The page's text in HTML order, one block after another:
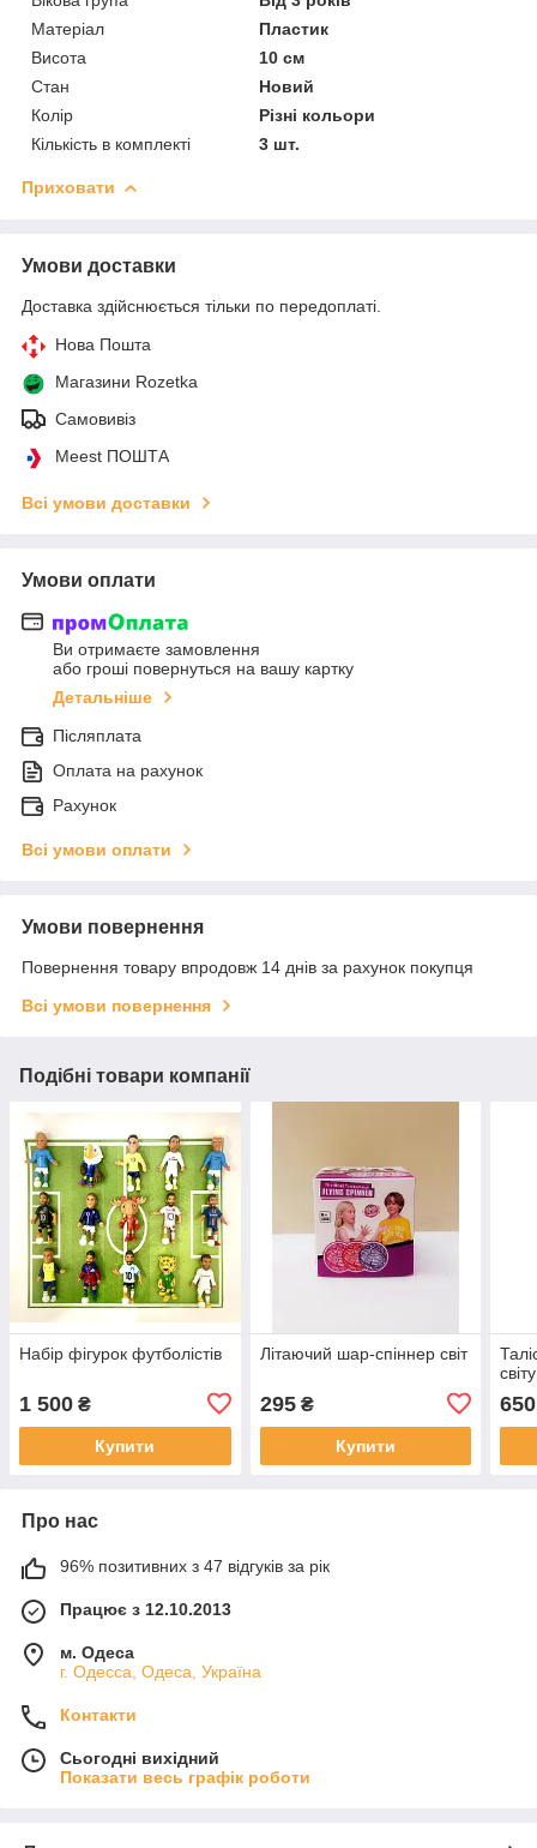
Матеріал
Пластик
Висота
10 см
Стан
Новий
Колір
Різні кольори
Кількість в комплекті
3 шт.
Приховати
Умови доставки
Доставка здійснюється тільки по передоплаті.
Нова Пошта
Магазини Rozetka
Самовивіз
Meest ПОШТА
Всі умови доставки
Умови оплати
Ви отримаєте замовлення
або гроші повернуться на вашу картку
Детальніше
Післяплата
Оплата на рахунок
Рахунок
Всі умови оплати
Умови повернення
Повернення товару впродовж 14 днів за рахунок покупця
Всі умови повернення
Подібні товари компанії
Набір фігурок футболістів
1 500 ₴
Купити
Літаючий шар-спіннер світ
295₴
Купити
650
Про нас
96% позитивних з 47 відгуків за рік
Працює з 12.10.2013
м. Одеса
г. Одесса, Одеса, Україна
Контакти
Сьогодні вихідний
Показати весь графік роботи